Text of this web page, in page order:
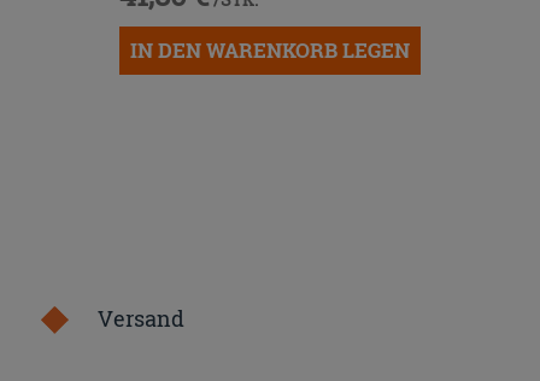
IN DEN WARENKORB LEGEN
Versand